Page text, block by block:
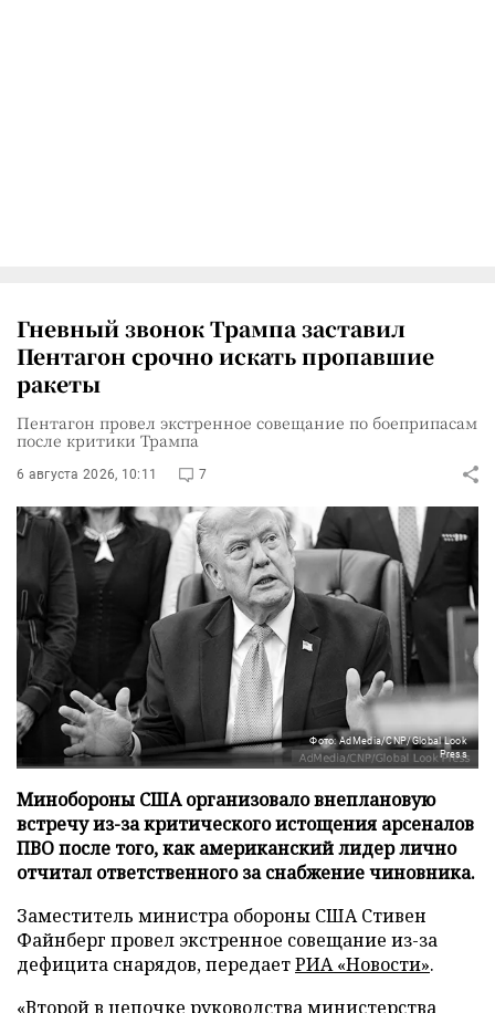
Гневный звонок Трампа заставил
Пентагон срочно искать пропавшие
ракеты
Пентагон провел экстренное совещание по боеприпасам
после критики Трампа
6 августа 2026, 10:11 7
Фото: AdMedia/CNP/Global Look
Press
Минобороны США организовало внеплановую
встречу из-за критического истощения арсеналов
ПВО после того, как американский лидер лично
отчитал ответственного за снабжение чиновника.
Заместитель министра обороны США Стивен
Файнберг провел экстренное совещание из-за
дефицита снарядов, передаетРИА «Новости».
«Второй в цепочке руководства министерства